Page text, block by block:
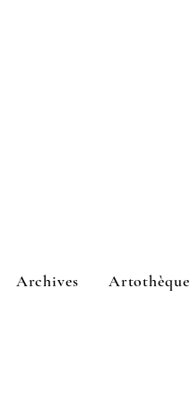
Archives Artothèque